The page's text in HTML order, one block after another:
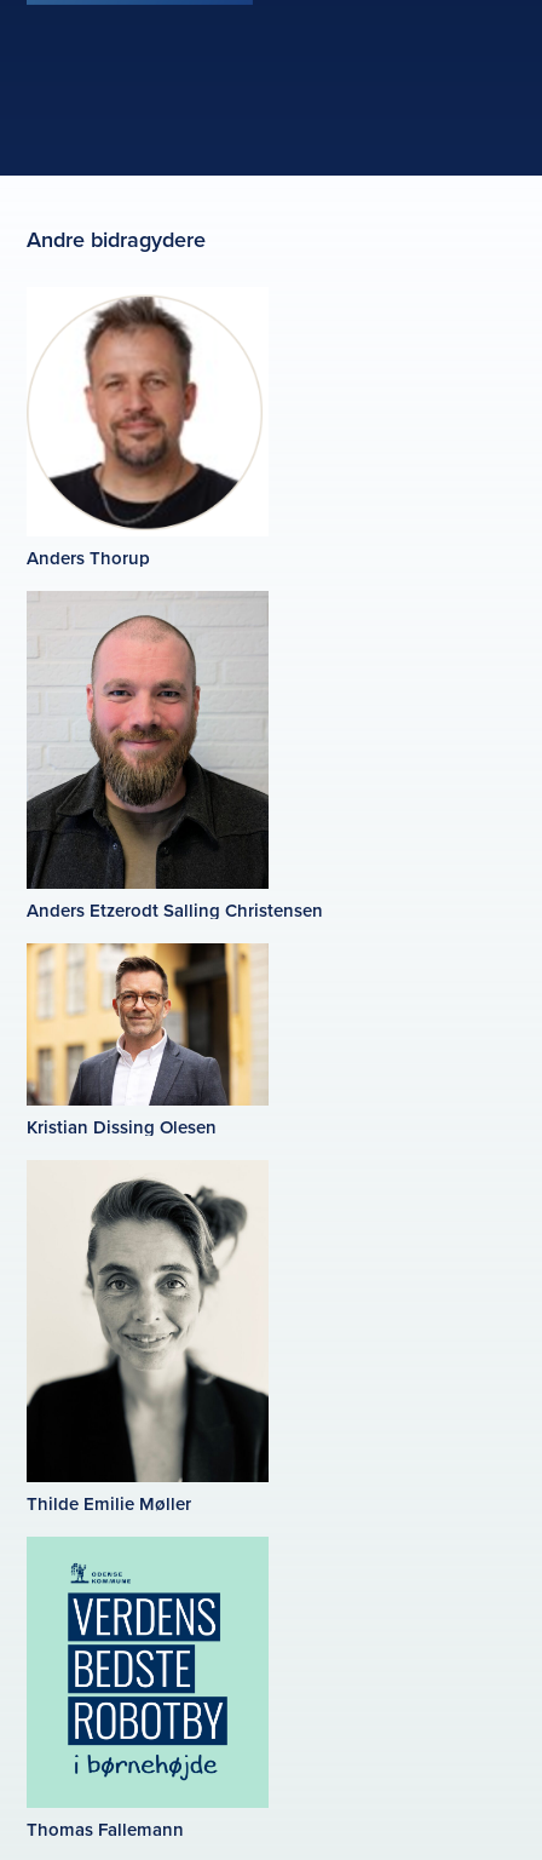
Andre bidragydere
Anders Thorup
Anders Etzerodt Salling Christensen
Kristian Dissing Olesen
Thilde Emilie Møller
Thomas Fallemann